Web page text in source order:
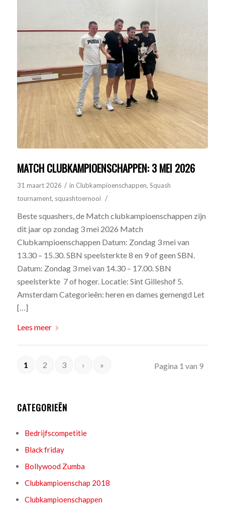
MATCH CLUBKAMPIOENSCHAPPEN: 3 MEI 2026
31 maart 2026 / in Clubkampioenschappen, Squash
tournament, squashtoernooi /
Beste squashers, de Match clubkampioenschappen zijn
dit jaar op zondag 3 mei 2026 Match
Clubkampioenschappen Datum: Zondag 3 mei van
13.30 – 15.30. SBN speelsterkte 8 en 9 of geen SBN.
Datum: Zondag 3 mei van 14.30 – 17.00. SBN
speelsterkte 7 of hoger. Locatie: Sint Gilleshof 5.
Amsterdam Categorieën: heren en dames gemengd Let
[…]
Lees meer
Pagina 1 van 9
1 2 3 › »
CATEGORIEËN
Bedrijfscompetitie
Black friday
Bollywood Zumba
Clubkampioenschap 2018
Clubkampioenschappen